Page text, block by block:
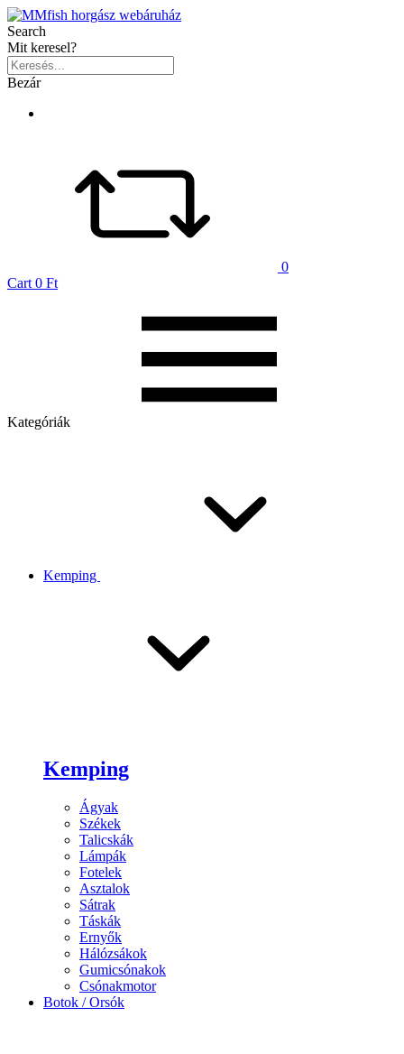
Search
Mit keresel?
Bezár
0
Cart 0 Ft
Kategóriák
Kemping
Kemping
Ágyak
Székek
Talicskák
Lámpák
Fotelek
Asztalok
Sátrak
Táskák
Ernyők
Hálózsákok
Gumicsónakok
Csónakmotor
Botok / Orsók